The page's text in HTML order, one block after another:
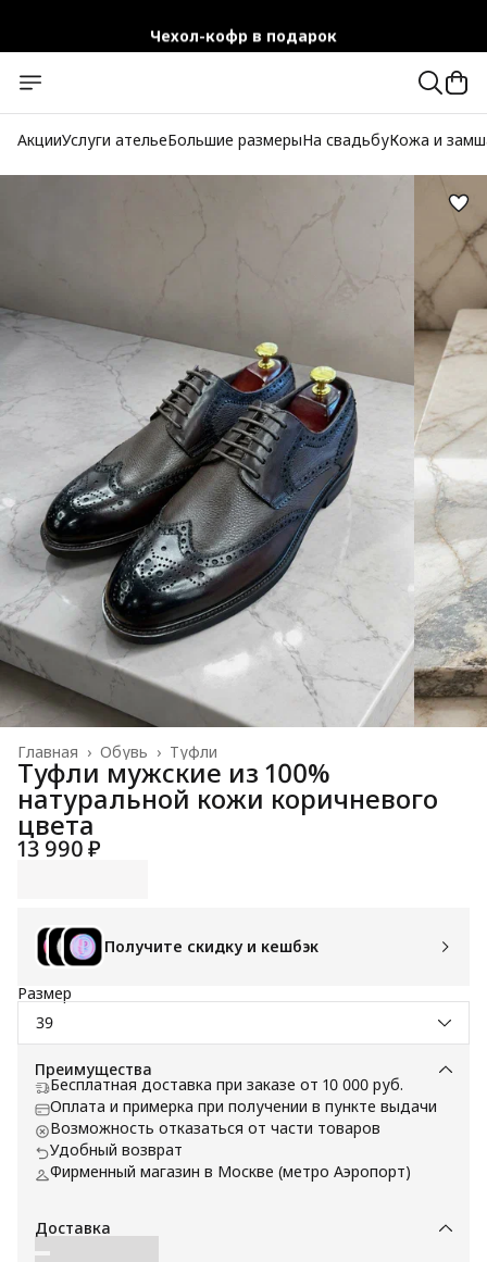
Чехол-кофр в подарок
Бесплатная доставка при заказе от 10 000 руб.
АкцииУслуги ательеБольшие размерыНа свадьбуКожа и
Туфли
Обувь ›
Главная ›
Туфли мужские из 100%
натуральной кожи коричневого
цвета
13 990 ₽
Получите скидку и кешбэк
Размер
39
Преимущества
Бесплатная доставка при заказе от 10 000 руб.
Оплата и примерка при получении в пункте выдачи
Возможность отказаться от части товаров
Удобный возврат
Фирменный магазин в Москве (метро Аэропорт)
Доставка